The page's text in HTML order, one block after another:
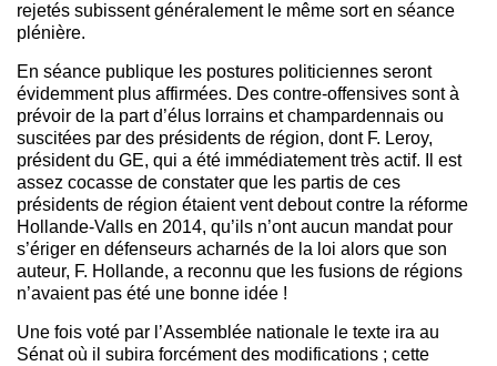
rejetés subissent généralement le même sort en séance
plénière.
En séance publique les postures politiciennes seront
évidemment plus affirmées. Des contre-offensives sont à
prévoir de la part d’élus lorrains et champardennais ou
suscitées par des présidents de région, dont F. Leroy,
président du GE, qui a été immédiatement très actif. Il est
assez cocasse de constater que les partis de ces
présidents de région étaient vent debout contre la réforme
Hollande-Valls en 2014, qu’ils n’ont aucun mandat pour
s’ériger en défenseurs acharnés de la loi alors que son
auteur, F. Hollande, a reconnu que les fusions de régions
n’avaient pas été une bonne idée !
Une fois voté par l’Assemblée nationale le texte ira au
Sénat où il subira forcément des modifications ; cette